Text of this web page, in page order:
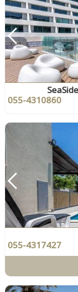
055-4310860
055-4317427